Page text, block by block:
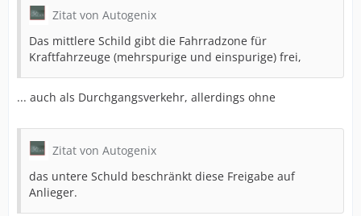
Zitat von Autogenix
Das mittlere Schild gibt die Fahrradzone für
Kraftfahrzeuge (mehrspurige und einspurige) frei,
... auch als Durchgangsverkehr, allerdings ohne
Zitat von Autogenix
das untere Schuld beschränkt diese Freigabe auf
Anlieger.